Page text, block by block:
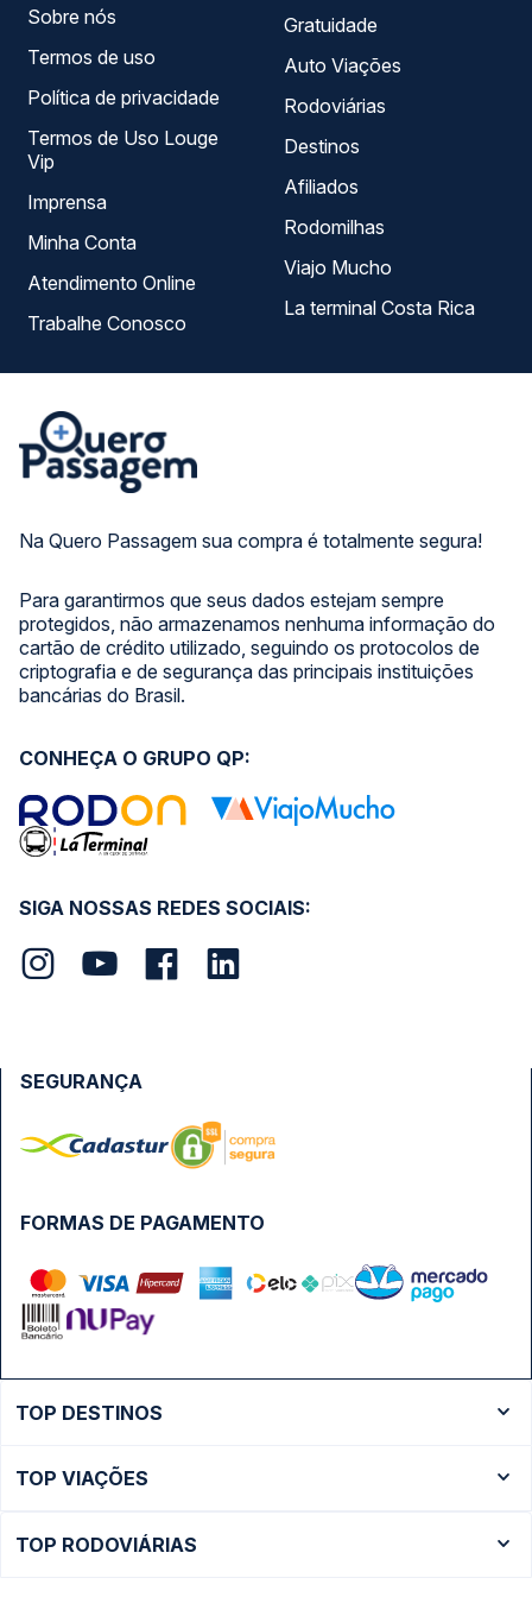
Na Quero Passagem sua compra é totalmente segura!
Para garantirmos que seus dados estejam sempre
protegidos, não armazenamos nenhuma informação do
cartão de crédito utilizado, seguindo os protocolos de
criptografia e de segurança das principais instituições
bancárias do Brasil.
Sobre nós
Termos de uso
Política de privacidade
Termos de Uso Louge
Vip
Imprensa
Minha Conta
Atendimento Online
Trabalhe Conosco
Gratuidade
Auto Viações
Rodoviárias
Destinos
Afiliados
Rodomilhas
Viajo Mucho
La terminal Costa Rica
SIGA NOSSAS REDES SOCIAIS:
CONHEÇA O GRUPO QP:
FORMAS DE PAGAMENTO
SEGURANÇA
TOP DESTINOS
Ônibus São Paulo
TOP VIAÇÕES
TOP RODOVIÁRIAS